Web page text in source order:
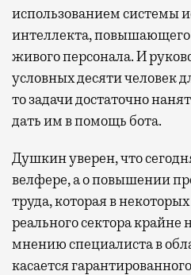
использованием системы
интеллекта,
живого персонала. И
условных десяти человек
то задачи достаточно
дать им в помощь бота.
Душкин уверен, что
велфере, а о повышении
труда, которая в
реального сектора крайне
мнению специалиста в
касается